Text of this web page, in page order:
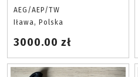
AEG/AEP/TW
Iława, Polska
3000.00 zł